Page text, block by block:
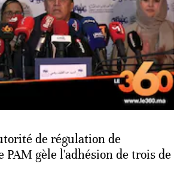
de régulation de
PAM gèle l'adhésion de trois de